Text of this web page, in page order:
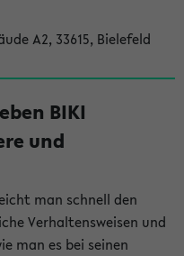
A2, 33615, Bielefeld
BIKI
und
man schnell den
Verhaltensweisen und
man es bei seinen